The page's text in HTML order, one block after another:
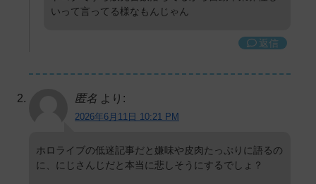
いって言ってる様なもんじゃん
返信
匿名 より:
2026年6月11日 10:21 PM
ホロライブの低迷記事だと嫌味や皮肉たっぷりに語るの
に、にじさんじだと本当に悲しそうにするでしょ？